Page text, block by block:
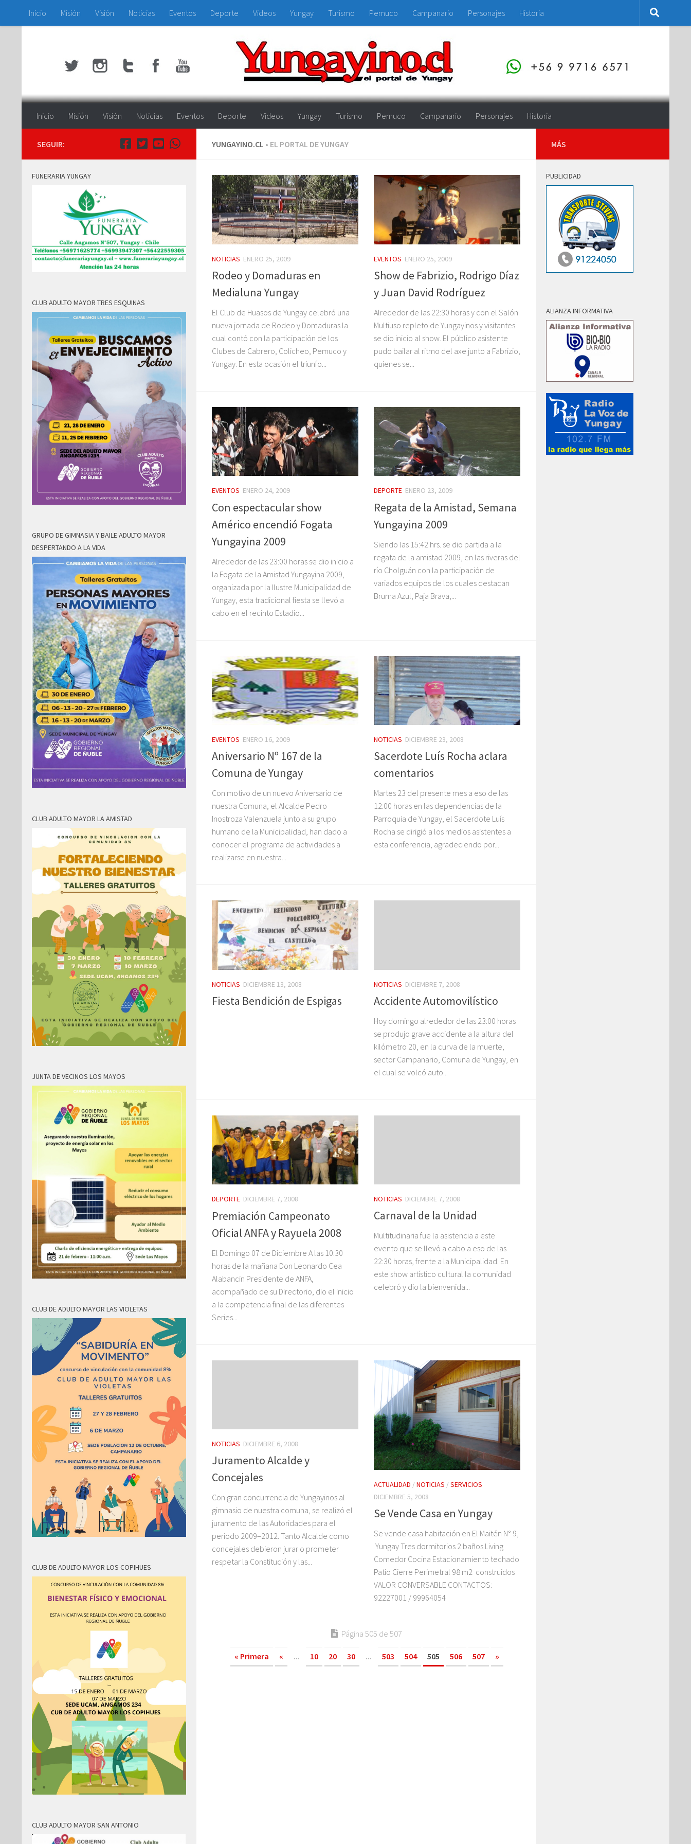
Saltar al contenido
Inicio Misión Visión Noticias Eventos Deporte Videos Yungay Turismo Pemuco Campanario Personajes Historia
Inicio Misión Visión Noticias Eventos Deporte Videos Yungay Turismo Pemuco Campanario Personajes Historia
YUNGAYINO.CL • EL PORTAL DE YUNGAY
NOTICIAS ENERO 25, 2009
Rodeo y Domaduras en
Medialuna Yungay
El Club de Huasos de Yungay celebró una
nueva jornada de Rodeo y Domaduras la
cual contó con la participación de los
Clubes de Cabrero, Colicheo, Pemuco y
Yungay. En esta ocasión el triunfo...
EVENTOS ENERO 25, 2009
Show de Fabrizio, Rodrigo Díaz
y Juan David Rodríguez
Alrededor de las 22:30 horas y con el Salón
Multiuso repleto de Yungayinos y visitantes
se dio inicio al show. El público asistente
pudo bailar al ritmo del axe junto a Fabrizio,
quienes se...
EVENTOS ENERO 24, 2009
Con espectacular show
Américo encendió Fogata
Yungayina 2009
Alrededor de las 23:00 horas se dio inicio a
la Fogata de la Amistad Yungayina 2009,
organizada por la Ilustre Municipalidad de
Yungay, esta tradicional fiesta se llevó a
cabo en el recinto Estadio...
DEPORTE ENERO 23, 2009
Regata de la Amistad, Semana
Yungayina 2009
Siendo las 15:42 hrs. se dio partida a la
regata de la amistad 2009, en las riveras del
río Cholguán con la participación de
variados equipos de los cuales destacan
Bruma Azul, Paja Brava,...
EVENTOS ENERO 16, 2009
Aniversario Nº 167 de la
Comuna de Yungay
Con motivo de un nuevo Aniversario de
nuestra Comuna, el Alcalde Pedro
Inostroza Valenzuela junto a su grupo
humano de la Municipalidad, han dado a
conocer el programa de actividades a
realizarse en nuestra...
NOTICIAS DICIEMBRE 23, 2008
Sacerdote Luís Rocha aclara
comentarios
Martes 23 del presente mes a eso de las
12:00 horas en las dependencias de la
Parroquia de Yungay, el Sacerdote Luís
Rocha se dirigió a los medios asistentes a
esta conferencia, agradeciendo por...
NOTICIAS DICIEMBRE 13, 2008
Fiesta Bendición de Espigas
NOTICIAS DICIEMBRE 7, 2008
Accidente Automovilístico
Hoy domingo alrededor de las 23:00 horas
se produjo grave accidente a la altura del
kilómetro 20, en la curva de la muerte,
sector Campanario, Comuna de Yungay, en
el cual se volcó auto...
DEPORTE DICIEMBRE 7, 2008
Premiación Campeonato
Oficial ANFA y Rayuela 2008
El Domingo 07 de Diciembre A las 10:30
horas de la mañana Don Leonardo Cea
Alabancin Presidente de ANFA,
acompañado de su Directorio, dio el inicio
a la competencia final de las diferentes
Series...
NOTICIAS DICIEMBRE 7, 2008
Carnaval de la Unidad
Multitudinaria fue la asistencia a este
evento que se llevó a cabo a eso de las
22:30 horas, frente a la Municipalidad. En
este show artístico cultural la comunidad
celebró y dio la bienvenida...
NOTICIAS DICIEMBRE 6, 2008
Juramento Alcalde y
Concejales
Con gran concurrencia de Yungayinos al
gimnasio de nuestra comuna, se realizó el
juramento de las Autoridades para el
periodo 2009–2012. Tanto Alcalde como
concejales debieron jurar o prometer
respetar la Constitución y las...
ACTUALIDAD /NOTICIAS /SERVICIOS
DICIEMBRE 5, 2008
Se Vende Casa en Yungay
Se vende casa habitación en El Maitén N° 9,
Yungay Tres dormitorios 2 baños Living
Comedor Cocina Estacionamiento techado
Patio Cierre Perimetral 98 m2 construidos
VALOR CONVERSABLE CONTACTOS:
92227001 / 99964054
Página 505 de 507
« Primera « ... 10 20 30 ... 503 504 505 506 507 »
SEGUIR:
FUNERARIA YUNGAY
CLUB ADULTO MAYOR TRES ESQUINAS
GRUPO DE GIMNASIA Y BAILE ADULTO MAYOR
DESPERTANDO A LA VIDA
CLUB ADULTO MAYOR LA AMISTAD
JUNTA DE VECINOS LOS MAYOS
CLUB DE ADULTO MAYOR LAS VIOLETAS
CLUB DE ADULTO MAYOR LOS COPIHUES
CLUB ADULTO MAYOR SAN ANTONIO
MÁS
PUBLICIDAD
ALIANZA INFORMATIVA